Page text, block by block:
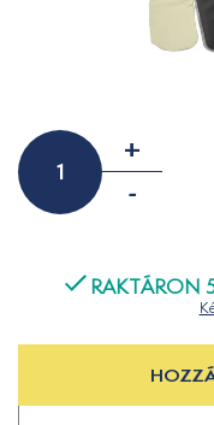
+
-
RAKTÁRON